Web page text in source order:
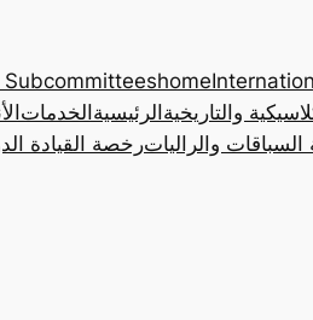
home
الخدمات الرئيسية والتاريخية
رخصة القيادةالسباقات والراليات